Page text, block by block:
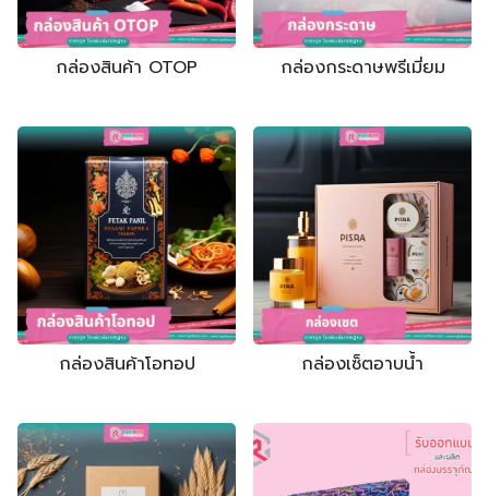
กล่องสินค้า OTOP กล่องกระดาษพรีเมี่ยม
กล่องสินค้าโอทอป กล่องเซ็ตอาบน้ำ